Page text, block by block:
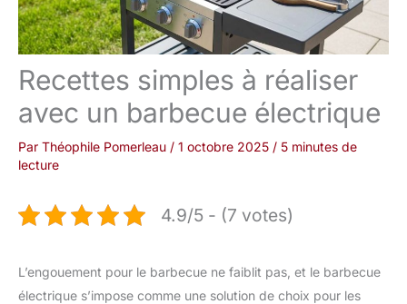
Recettes simples à réaliser
avec un barbecue électrique
Par Théophile Pomerleau / 1 octobre 2025 / 5 minutes de
lecture
4.9/5 - (7 votes)
L’engouement pour le barbecue ne faiblit pas, et le barbecue
électrique s’impose comme une solution de choix pour les